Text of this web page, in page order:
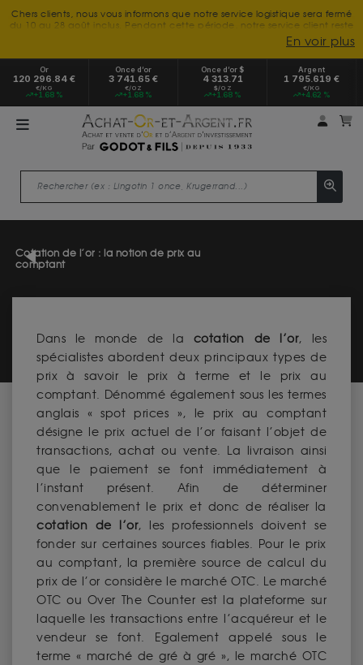
Chers clients, nous vous informons que notre service logistique sera fermé
du 10 au 28 août inclus. Pendant cette période, notre service client reste
à votre disposition tout l'été. Vous pouvez nous joindre du lundi au
vendredi, de 9h30 à 18h, pour toute demande d'information.
Nous vous remercions de votre compréhension et vous souhaitons un
excellent été.
En voir plus
Or
120 296.84 €
€/KG
+1.68 %
Once d’or
3 741.65 €
€/OZ
+1.68 %
Once d’or $
4 313.71
$/OZ
+1.68 %
Argent
1 795.619 €
€/KG
+4.62 %
Mon
Cotation de l’or : la notion de prix au
comptant
Dans le monde de la cotation de l’or, les
spécialistes abordent deux principaux types de
prix à savoir le prix à terme et le prix au
comptant. Dénommé également sous les termes
anglais « spot prices », le prix au comptant
désigne le prix actuel de l’or faisant l’objet de
transactions, achat ou vente. La livraison ainsi
que le paiement se font immédiatement à
l’instant présent. Afin de déterminer
convenablement le prix et donc de réaliser la
cotation de l’or, les professionnels doivent se
fonder sur certaines sources fiables. Pour le prix
au comptant, la première source de calcul du
prix de l’or considère le marché OTC. Le marché
OTC ou Over The Counter est la plateforme sur
laquelle les transactions entre l’acquéreur et le
vendeur se font. Egalement appelé sous le
terme « marché de gré à gré », le marché OTC